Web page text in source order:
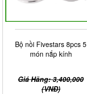
Bộ nồi Fivestars 8pcs 5
món nắp kính
Giá Hãng: 3,400,000
(VNĐ)